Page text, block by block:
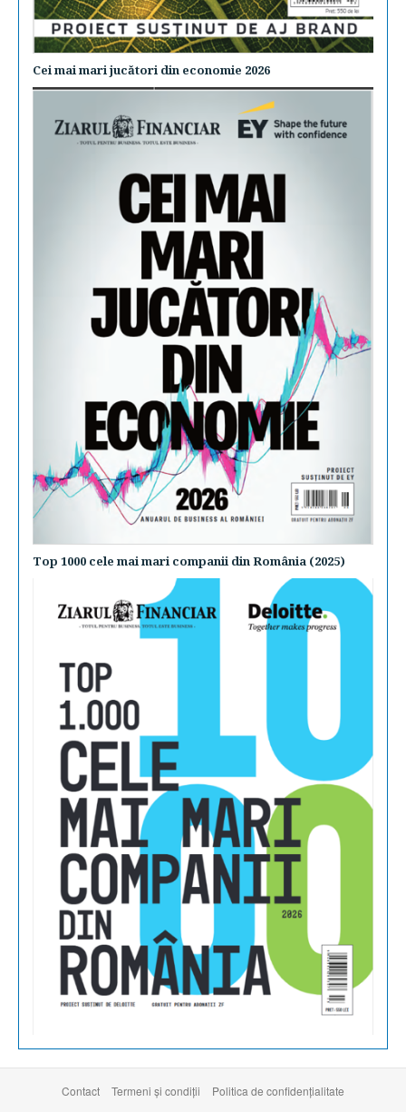
Cei mai mari jucători din economie 2026
Top 1000 cele mai mari companii din România (2025)
Contact Termeni şi condiţii
Politica de confidențialitate